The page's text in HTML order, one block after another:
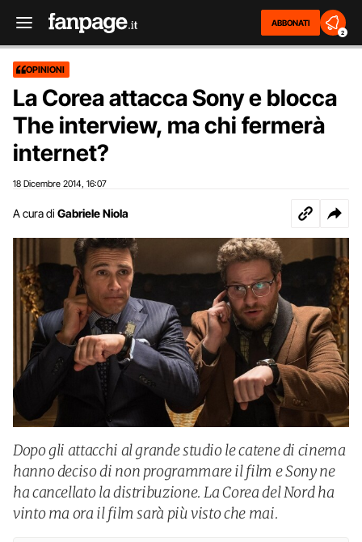
ABBONATI
2
OPINIONI
La Corea attacca Sony e blocca
The interview, ma chi fermerà
internet?
18 Dicembre 2014 16:07
A cura di Gabriele Niola
Dopo gli attacchi al grande studio le catene di cinema
hanno deciso di non programmare il film e Sony ne
ha cancellato la distribuzione. La Corea del Nord ha
vinto ma ora il film sarà più visto che mai.